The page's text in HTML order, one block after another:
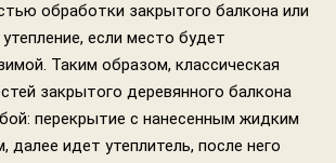
обработки закрытого балкона или
если место будет
Таким образом, классическая
закрытого деревянного балкона
перекрытие с нанесенным жидким
далее идет утеплитель, после него